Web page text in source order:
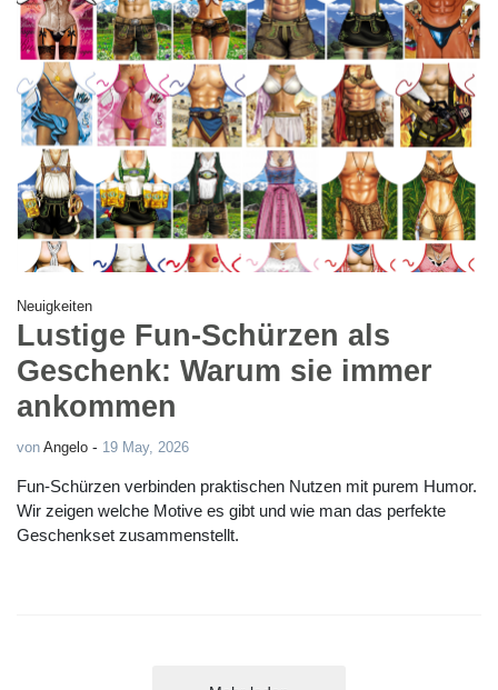
Neuigkeiten
Lustige Fun-Schürzen als
Geschenk: Warum sie immer
ankommen
von Angelo - 19 May, 2026
Fun-Schürzen verbinden praktischen Nutzen mit purem Humor.
Wir zeigen welche Motive es gibt und wie man das perfekte
Geschenkset zusammenstellt.